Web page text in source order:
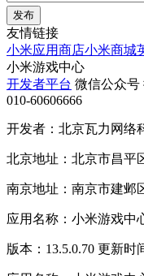
发布
友情链接
小米应用商店小米商城
小米游戏中心
开发者平台 微信公众号
010-60606666
开发者：北京瓦力网络
北京地址：北京市昌平
南京地址：南京市建邺
应用名称：小米游戏中
版本：13.5.0.70 更新时